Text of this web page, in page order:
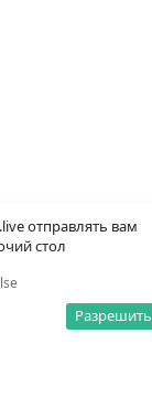
отправлять вам
стол
Разрешить
Поиск